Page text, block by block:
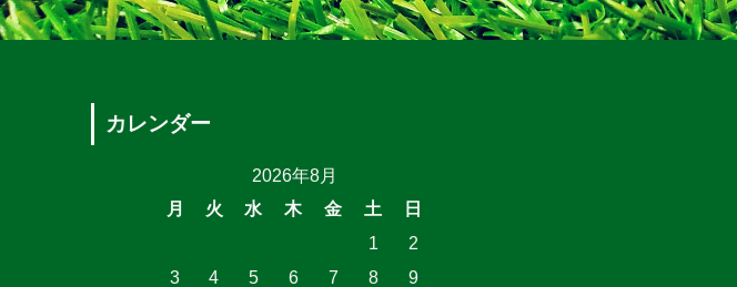
カレンダー
2026年8月
月
火 水 木 金 土
日
1
2
3
4 5 6 7 8 9